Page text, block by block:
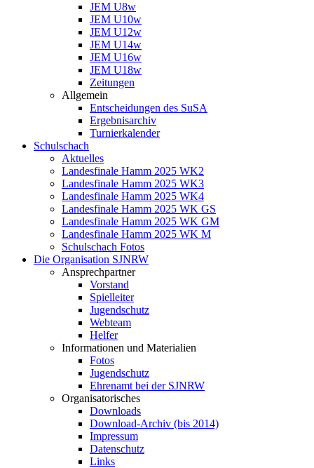
JEM U8w
JEM U10w
JEM U12w
JEM U14w
JEM U16w
JEM U18w
Zeitungen
Allgemein
Entscheidungen des SuSA
Ergebnisarchiv
Turnierkalender
Schulschach
Aktuelles
Landesfinale Hamm 2025 WK2
Landesfinale Hamm 2025 WK3
Landesfinale Hamm 2025 WK4
Landesfinale Hamm 2025 WK GS
Landesfinale Hamm 2025 WK GM
Landesfinale Hamm 2025 WK M
Schulschach Fotos
Die Organisation SJNRW
Ansprechpartner
Vorstand
Spielleiter
Jugendschutz
Webteam
Helfer
Informationen und Materialien
Fotos
Jugendschutz
Ehrenamt bei der SJNRW
Organisatorisches
Downloads
Download-Archiv (bis 2014)
Impressum
Datenschutz
Links